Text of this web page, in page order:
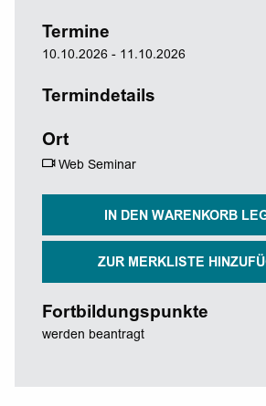
Termine
10.10.2026 - 11.10.2026
Termindetails
Ort
Web Seminar
IN DEN WARENKORB
ZUR MERKLISTE
Fortbildungspunkte
werden beantragt